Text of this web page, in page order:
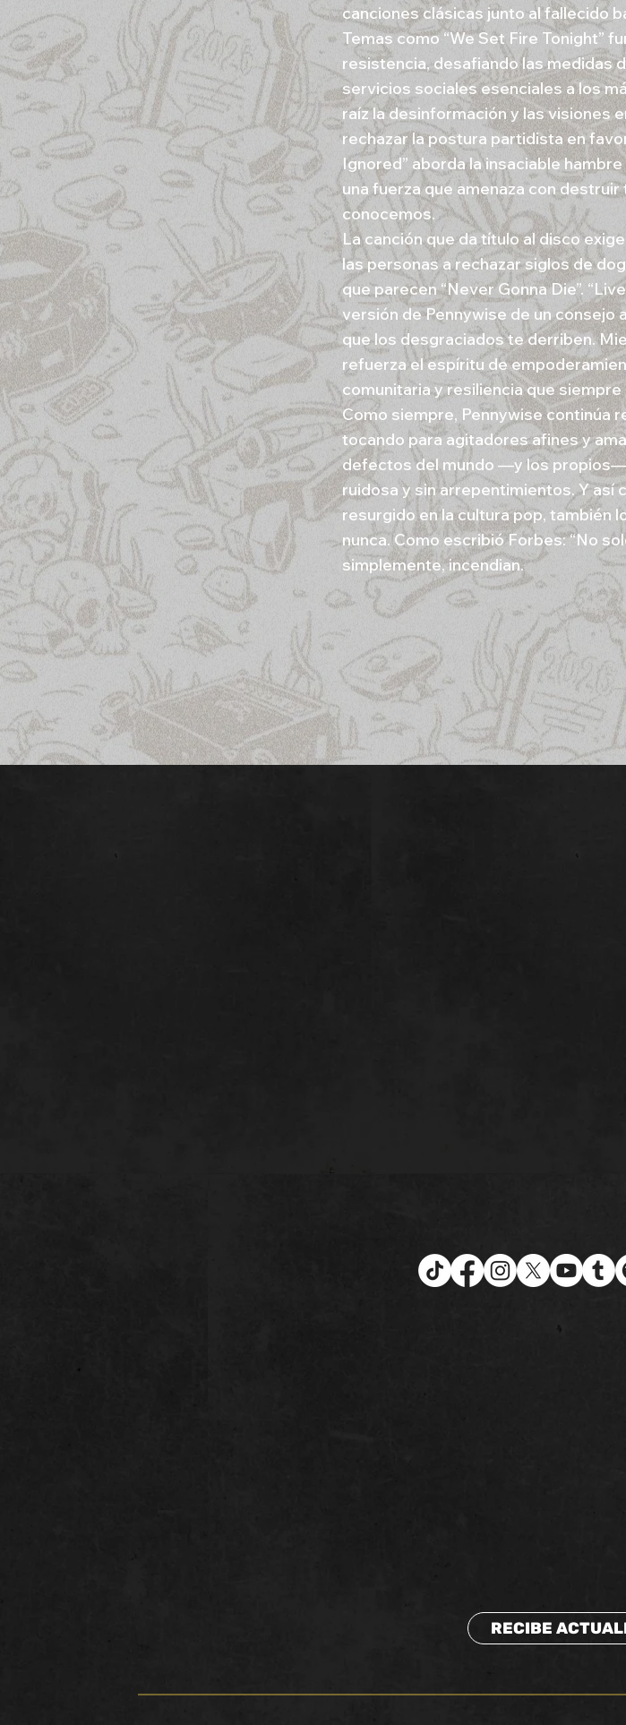
canciones clásicas junto al fallecido
Temas como “We Set Fire Tonight”
resistencia, desafiando las medidas
servicios sociales esenciales a los
raíz la desinformación y las visiones
rechazar la postura partidista en
Ignored” aborda la insaciable
una fuerza que amenaza con
conocemos.
La canción que da título al disco
las personas a rechazar siglos de
que parecen “Never Gonna Die”.
versión de Pennywise de un
que los desgraciados te derriben.
refuerza el espíritu de
comunitaria y resiliencia que
Como siempre, Pennywise continúa
tocando para agitadores afines y
defectos del mundo —y los
ruidosa y sin arrepentimientos. Y así
resurgido en la cultura pop, también
nunca. Como escribió Forbes: “No
simplemente, incendian.
RECIBE